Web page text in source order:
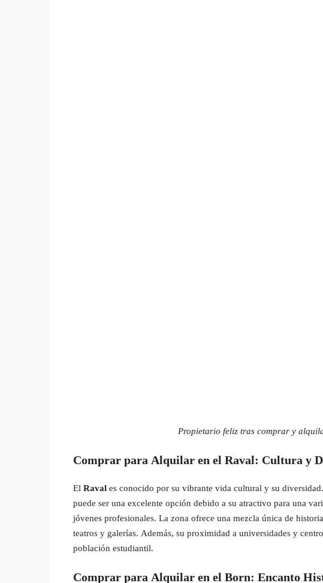
Propietario feliz tras comprar y
Comprar para Alquilar en el Raval: Cultura y
El Raval es conocido por su vibrante vida cultural y su
puede ser una excelente opción debido a su atractivo para una
jóvenes profesionales. La zona ofrece una mezcla única de
teatros y galerías. Además, su proximidad a universidades y
población estudiantil.
Comprar para Alquilar en el Born: Encanto